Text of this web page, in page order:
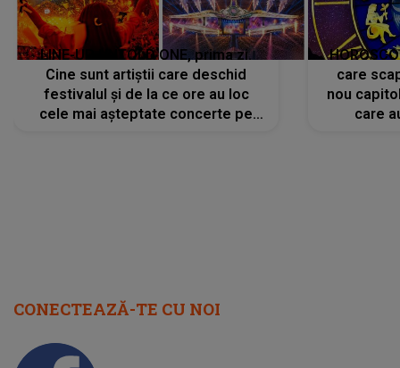
LINE-UP UNTOLD ONE, prima zi.
Cine sunt artiștii care deschid
festivalul și de la ce ore au loc
cele mai așteptate concerte pe
care
nou
care
CONECTEAZĂ-TE CU NOI